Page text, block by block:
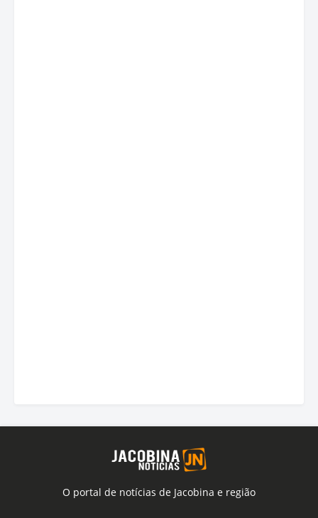
O portal de notícias de Jacobina e região